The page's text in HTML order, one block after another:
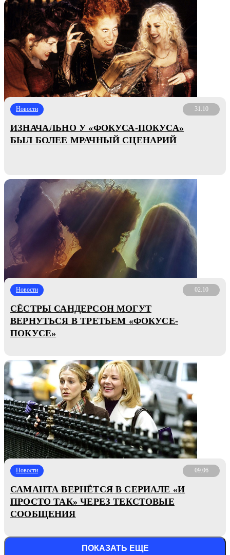
Новости 31.10
ИЗНАЧАЛЬНО У «ФОКУСА-ПОКУСА»
БЫЛ БОЛЕЕ МРАЧНЫЙ СЦЕНАРИЙ
Новости 02.10
СЁСТРЫ САНДЕРСОН МОГУТ
ВЕРНУТЬСЯ В ТРЕТЬЕМ «ФОКУСЕ-
ПОКУСЕ»
Новости 09.06
САМАНТА ВЕРНЁТСЯ В СЕРИАЛЕ «И
ПРОСТО ТАК» ЧЕРЕЗ ТЕКСТОВЫЕ
СООБЩЕНИЯ
ПОКАЗАТЬ ЕЩЕ